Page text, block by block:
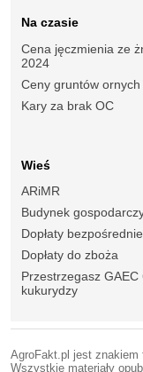
Na czasie
Cena jęczmienia ze
2024
Ceny gruntów
Kary za brak OC
Wieś
ARiMR
Budynek
Dopłaty
Dopłaty do zboża
Przestrzegasz GAEC
kukurydzy
AgroFakt.pl jest znakiem
Wszystkie materiały